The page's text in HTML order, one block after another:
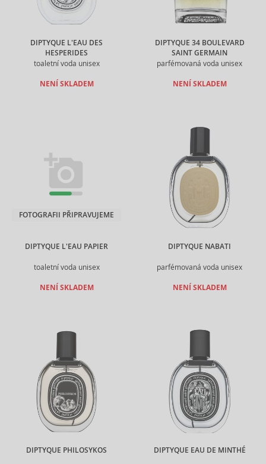
DIPTYQUE L'EAU DES
HESPERIDES
toaletní voda unisex
NENÍ SKLADEM
DIPTYQUE 34 BOULEVARD
SAINT GERMAIN
parfémovaná voda unisex
NENÍ SKLADEM
DIPTYQUE L'EAU PAPIER
toaletní voda unisex
FOTOGRAFII PŘIPRAVUJEME
NENÍ SKLADEM
DIPTYQUE NABATI
parfémovaná voda unisex
NENÍ SKLADEM
DIPTYQUE PHILOSYKOS DIPTYQUE EAU DE MINTHÉ